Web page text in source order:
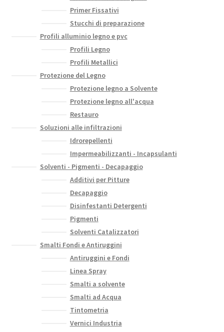
Primer Fissativi
Stucchi di preparazione
Profili alluminio legno e pvc
Profili Legno
Profili Metallici
Protezione del Legno
Protezione legno a Solvente
Protezione legno all'acqua
Restauro
Soluzioni alle infiltrazioni
Idrorepellenti
Impermeabilizzanti - Incapsulanti
Solventi - Pigmenti - Decapaggio
Additivi per Pitture
Decapaggio
Disinfestanti Detergenti
Pigmenti
Solventi Catalizzatori
Smalti Fondi e Antiruggini
Antiruggini e Fondi
Linea Spray
Smalti a solvente
Smalti ad Acqua
Tintometria
Vernici Industria